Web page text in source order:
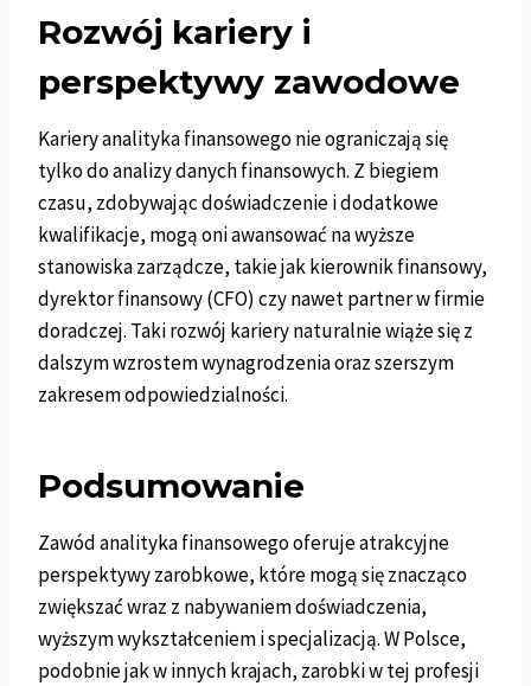
Rozwój kariery i
perspektywy zawodowe
Kariery analityka finansowego nie ograniczają się
tylko do analizy danych finansowych. Z biegiem
czasu, zdobywając doświadczenie i dodatkowe
kwalifikacje, mogą oni awansować na wyższe
stanowiska zarządcze, takie jak kierownik finansowy,
dyrektor finansowy (CFO) czy nawet partner w firmie
doradczej. Taki rozwój kariery naturalnie wiąże się z
dalszym wzrostem wynagrodzenia oraz szerszym
zakresem odpowiedzialności.
Podsumowanie
Zawód analityka finansowego oferuje atrakcyjne
perspektywy zarobkowe, które mogą się znacząco
zwiększać wraz z nabywaniem doświadczenia,
wyższym wykształceniem i specjalizacją. W Polsce,
podobnie jak w innych krajach, zarobki w tej profesji